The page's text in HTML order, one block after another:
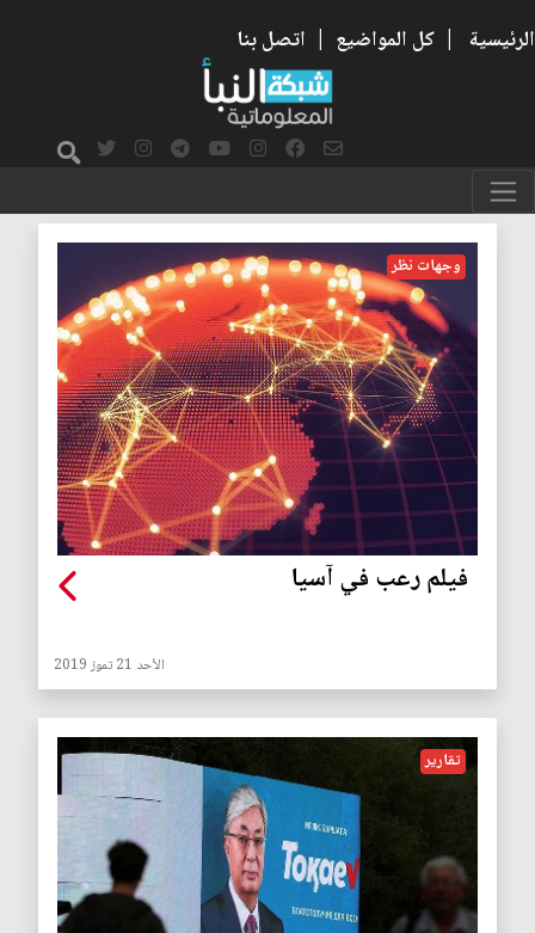
الرئيسية | كل المواضيع | اتصل بنا
أسيا
وجهات نظر
فيلم رعب في آسيا
الأحد 21 تموز 2019
تقارير